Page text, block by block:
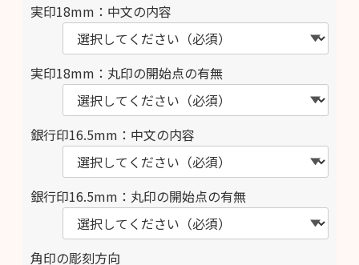
実印18mm：中文の内容
実印18mm：丸印の開始点の有無
銀行印16.5mm：中文の内容
銀行印16.5mm：丸印の開始点の有無
角印の彫刻方向